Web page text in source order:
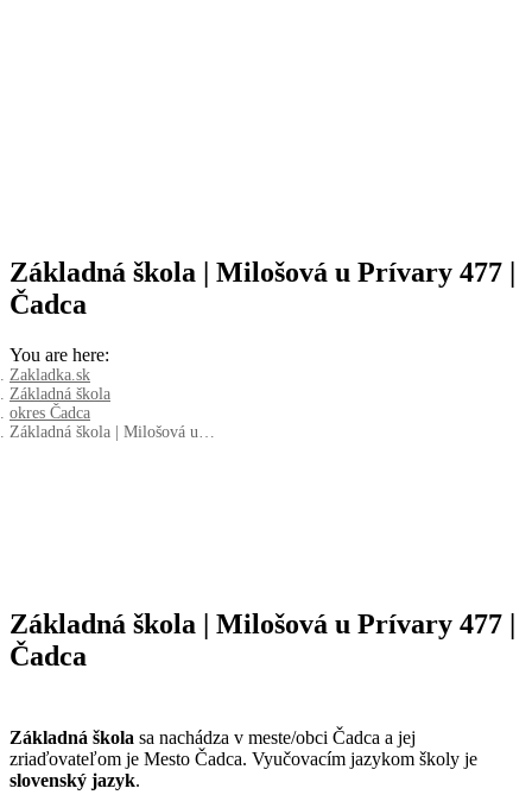
Základná škola | Milošová u Prívary 477 |
Čadca
You are here:
Zakladka.sk
Základná škola
okres Čadca
Základná škola | Milošová u…
Základná škola | Milošová u Prívary 477 |
Čadca
Základná škola sa nachádza v meste/obci Čadca a jej
zriaďovateľom je Mesto Čadca. Vyučovacím jazykom školy je
slovenský jazyk.